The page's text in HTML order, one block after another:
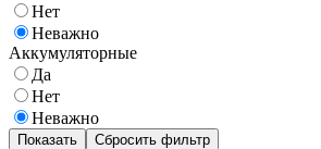
Нет
Неважно
Аккумуляторные
Да
Нет
Неважно
Показать Сбросить фильтр